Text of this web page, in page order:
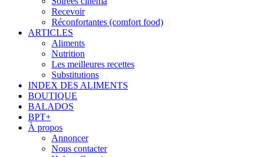
Recevoir
Réconfortantes (comfort food)
ARTICLES
Aliments
Nutrition
Les meilleures recettes
Substitutions
INDEX DES ALIMENTS
BOUTIQUE
BALADOS
BPT+
À propos
Annoncer
Nous contacter